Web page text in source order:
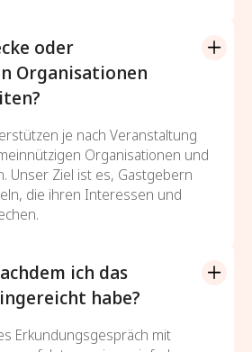
oder
Organisationen
je nach Veranstaltung
Organisationen und
Unser Ziel ist es, Gastgebern
die ihren Interessen und
ich das
habe?
Erkundungsgespräch mit